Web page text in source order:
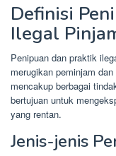
Definisi
Ilegal
Penipuan dan praktik
merugikan peminjam
mencakup berbagai
bertujuan untuk
yang rentan.
Jenis-jenis